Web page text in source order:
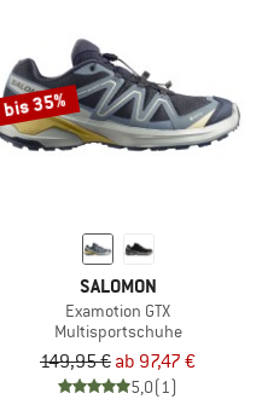
bis 35%
SALOMON
Examotion GTX
Multisportschuhe
149,95 € ab 97,47 €
5,0(1)